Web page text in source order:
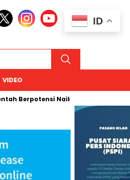
VIDEO
Berpotensi Naik, Proyeksi Sri Mulyani
ID